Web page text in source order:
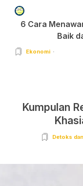
6 Cara
Baik
Ekonomi
Kumpulan
Detoks